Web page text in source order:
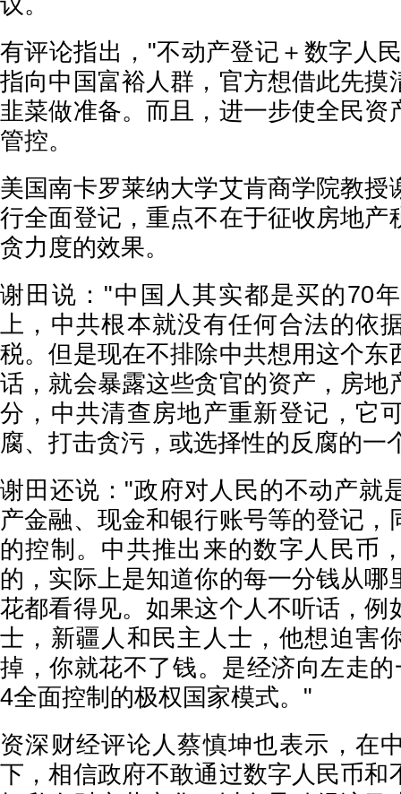
有评论指出，"不动产登记＋数字人
指向中国富裕人群，官方想借此先摸
韭菜做准备。而且，进一步使全民资
管控。
美国南卡罗莱纳大学艾肯商学院教授
行全面登记，重点不在于征收房地产
贪力度的效果。
谢田说："中国人其实都是买的70
上，中共根本就没有任何合法的依
税。但是现在不排除中共想用这个东
话，就会暴露这些贪官的资产，房地
分，中共清查房地产重新登记，它
腐、打击贪污，或选择性的反腐的一
谢田还说："政府对人民的不动产就
产金融、现金和银行账号等的登记，
的控制。中共推出来的数字人民币
的，实际上是知道你的每一分钱从哪
花都看得见。如果这个人不听话，例
士，新疆人和民主人士，他想迫害
掉，你就花不了钱。是经济向左走
4全面控制的极权国家模式。"
资深财经评论人蔡慎坤也表示，在
下，相信政府不敢通过数字人民币和